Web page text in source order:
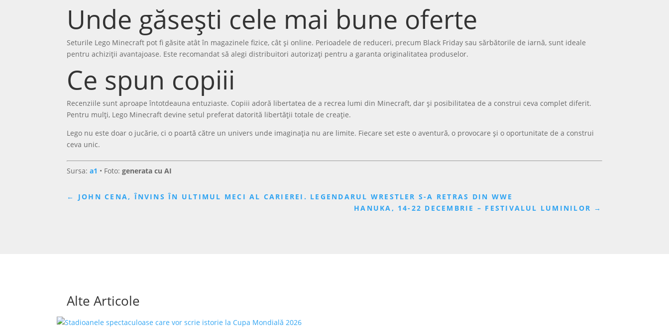
Unde găsești cele mai bune oferte
Seturile Lego Minecraft pot fi găsite atât în magazinele fizice, cât și online. Perioadele de reduceri, precum Black Friday sau sărbătorile de iarnă, sunt ideale
pentru achiziții avantajoase. Este recomandat să alegi distribuitori autorizați pentru a garanta originalitatea produselor.
Ce spun copiii
Recenziile sunt aproape întotdeauna entuziaste. Copiii adoră libertatea de a recrea lumi din Minecraft, dar și posibilitatea de a construi ceva complet diferit.
Pentru mulți, Lego Minecraft devine setul preferat datorită libertății totale de creație.
Lego nu este doar o jucărie, ci o poartă către un univers unde imaginația nu are limite. Fiecare set este o aventură, o provocare și o oportunitate de a construi
ceva unic.
Sursa:a1 • Foto:generata cu AI
← JOHN CENA, ÎNVINS ÎN ULTIMUL MECI AL CARIEREI. LEGENDARUL WRESTLER S-A RETRAS DIN WWE
HANUKA, 14-22 DECEMBRIE – FESTIVALUL LUMINILOR →
Alte Articole